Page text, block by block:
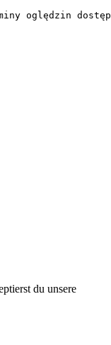
oględzin
du unsere